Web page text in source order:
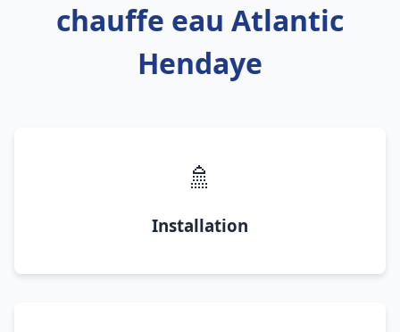
chauffe eau Atlantic
Hendaye
🚿
Installation